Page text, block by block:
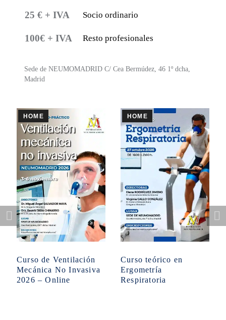
25 € + IVA Socio ordinario
100€ + IVA Resto profesionales
Sede de NEUMOMADRID C/ Cea Bermúdez, 46 1º dcha,
Madrid
HOME
Curso de Ventilación
Mecánica No Invasiva
2026 – Online
HOME
Curso teórico en
Ergometría
Respiratoria